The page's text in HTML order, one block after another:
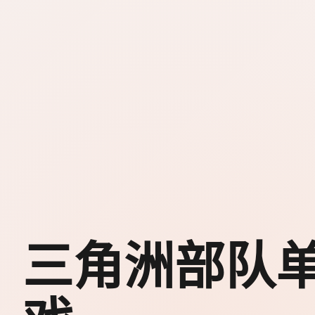
三角洲部队